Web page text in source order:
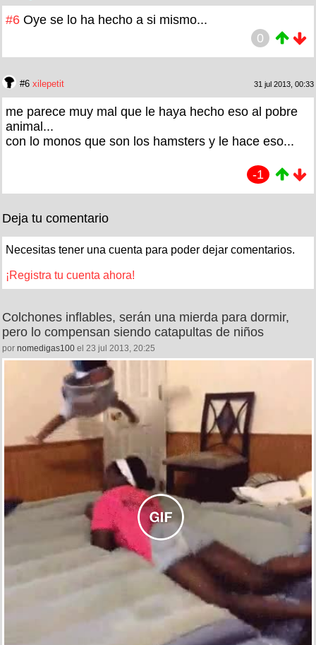
#6 Oye se lo ha hecho a si mismo...
0
#6 xilepetit 31 jul 2013, 00:33
me parece muy mal que le haya hecho eso al pobre
animal...
con lo monos que son los hamsters y le hace eso...
-1
Deja tu comentario
Necesitas tener una cuenta para poder dejar comentarios.
¡Registra tu cuenta ahora!
Colchones inflables, serán una mierda para dormir,
pero lo compensan siendo catapultas de niños
por nomedigas100 el 23 jul 2013, 20:25